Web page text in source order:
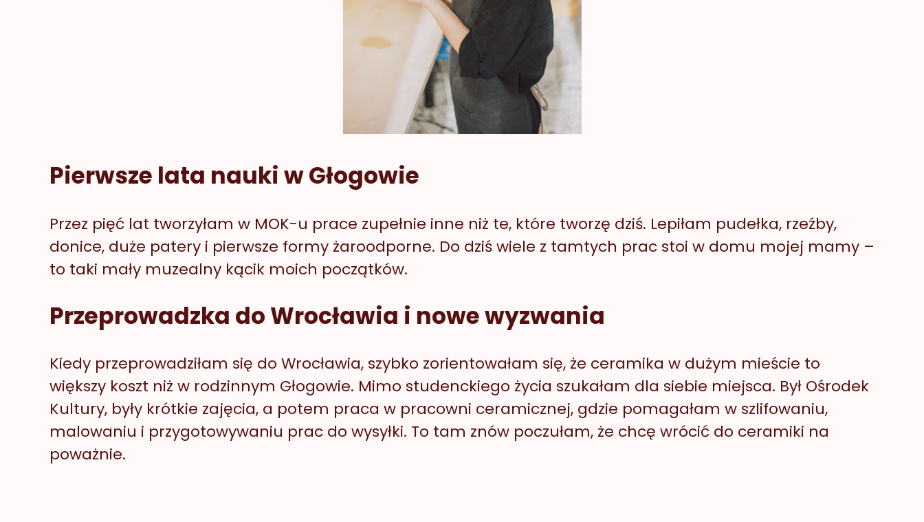
Pierwsze lata nauki w Głogowie
Przez pięć lat tworzyłam w MOK-u prace zupełnie inne niż te, które tworzę dziś. Lepiłam pudełka, rzeźby,
donice, duże patery i pierwsze formy żaroodporne. Do dziś wiele z tamtych prac stoi w domu mojej mamy –
to taki mały muzealny kącik moich początków.
Przeprowadzka do Wrocławia i nowe wyzwania
Kiedy przeprowadziłam się do Wrocławia, szybko zorientowałam się, że ceramika w dużym mieście to
większy koszt niż w rodzinnym Głogowie. Mimo studenckiego życia szukałam dla siebie miejsca. Był Ośrodek
Kultury, były krótkie zajęcia, a potem praca w pracowni ceramicznej, gdzie pomagałam w szlifowaniu,
malowaniu i przygotowywaniu prac do wysyłki. To tam znów poczułam, że chcę wrócić do ceramiki na
poważnie.